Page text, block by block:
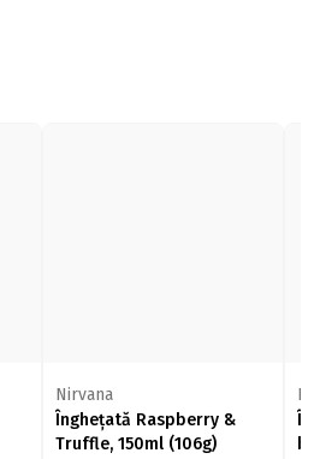
Nirvana
Înghețată Raspberry &
Truffle, 150ml (106g)